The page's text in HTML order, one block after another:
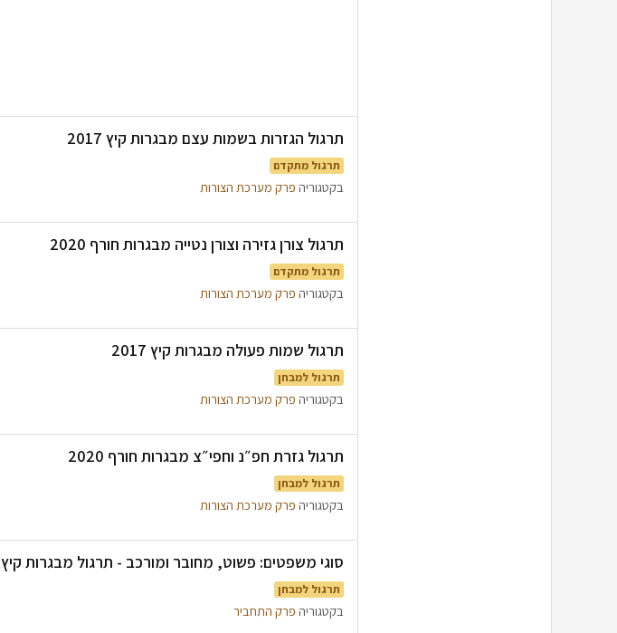
תרגול הגזרות בשמות עצם מבגרות קיץ 2017
תרגול מתקדם
בקטגוריה פרק מערכת הצורות
תרגול צורן גזירה וצורן נטייה מבגרות חורף 2020
תרגול מתקדם
בקטגוריה פרק מערכת הצורות
תרגול שמות פעולה מבגרות קיץ 2017
תרגול למבחן
בקטגוריה פרק מערכת הצורות
תרגול גזרת חפ״נ וחפי״צ מבגרות חורף 2020
תרגול למבחן
בקטגוריה פרק מערכת הצורות
סוגי משפטים: פשוט, מחובר ומורכב - תרגול מבגרות קיץ 2019
תרגול למבחן
בקטגוריה פרק התחביר